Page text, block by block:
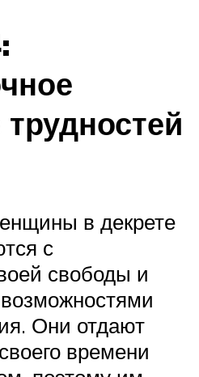
в декрете
с
свободы и
Они отдают
времени